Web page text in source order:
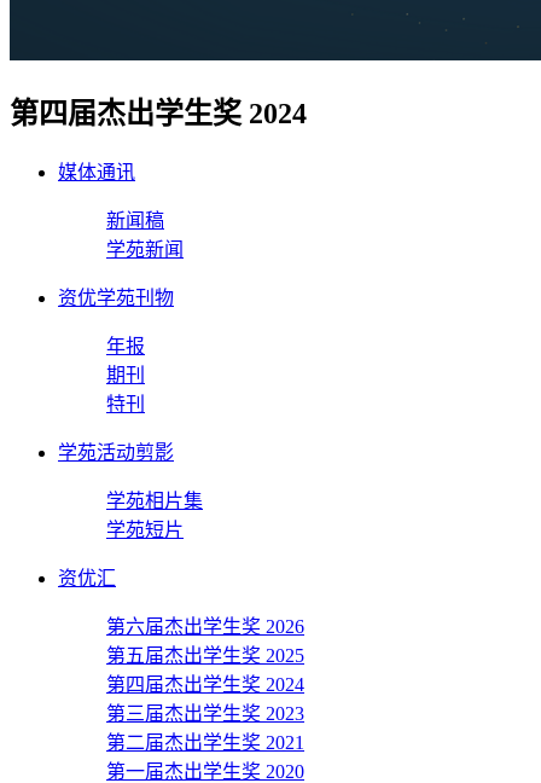
第四届杰出学生奖 2024
媒体通讯
新闻稿
学苑新闻
资优学苑刊物
年报
期刊
特刊
学苑活动剪影
学苑相片集
学苑短片
资优汇
第六届杰出学生奖 2026
第五届杰出学生奖 2025
第四届杰出学生奖 2024
第三届杰出学生奖 2023
第二届杰出学生奖 2021
第一届杰出学生奖 2020